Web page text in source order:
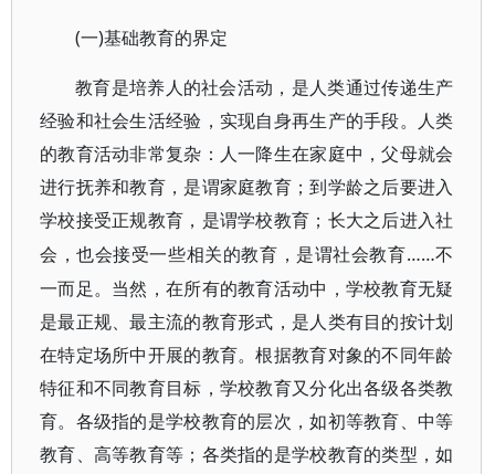
(一)基础教育的界定
教育是培养人的社会活动，是人类通过传递生产
经验和社会生活经验，实现自身再生产的手段。人类
的教育活动非常复杂：人一降生在家庭中，父母就会
进行抚养和教育，是谓家庭教育；到学龄之后要进入
学校接受正规教育，是谓学校教育；长大之后进入社
会，也会接受一些相关的教育，是谓社会教育……不
一而足。当然，在所有的教育活动中，学校教育无疑
是最正规、最主流的教育形式，是人类有目的按计划
在特定场所中开展的教育。根据教育对象的不同年龄
特征和不同教育目标，学校教育又分化出各级各类教
育。各级指的是学校教育的层次，如初等教育、中等
教育、高等教育等；各类指的是学校教育的类型，如